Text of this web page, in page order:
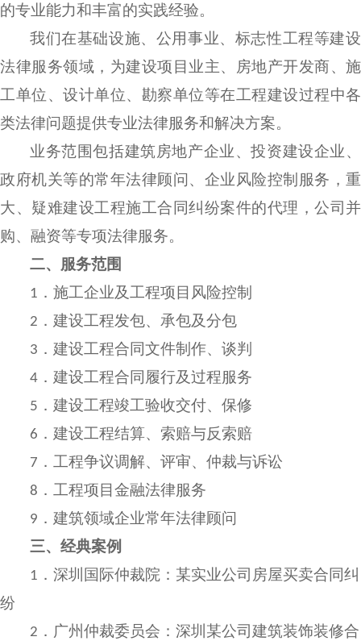
的专业能力和丰富的实践经验。
我们在基础设施、公用事业、标志性工程等建设
法律服务领域，为建设项目业主、房地产开发商、施
工单位、设计单位、勘察单位等在工程建设过程中各
类法律问题提供专业法律服务和解决方案。
业务范围包括建筑房地产企业、投资建设企业、
政府机关等的常年法律顾问、企业风险控制服务，重
大、疑难建设工程施工合同纠纷案件的代理，公司并
购、融资等专项法律服务。
二、 服务范围
1． 施工企业及工程项目风险控制
2． 建设工程发包、承包及分包
3． 建设工程合同文件制作、谈判
4． 建设工程合同履行及过程服务
5． 建设工程竣工验收交付、保修
6． 建设工程结算、索赔与反索赔
7． 工程争议调解、评审、仲裁与诉讼
8． 工程项目金融法律服务
9． 建筑领域企业常年法律顾问
三、 经典案例
1． 深圳国际仲裁院：某实业公司房屋买卖合同纠
纷
2． 广州仲裁委员会：深圳某公司建筑装饰装修合